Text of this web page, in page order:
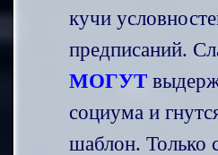
кучи
предписаний.
МОГУТ
социума и
шаблон. Только